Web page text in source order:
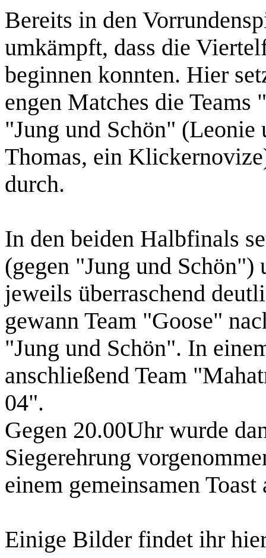
Bereits in den
umkämpft, dass die
beginnen konnten. Hier
engen Matches die
"Jung und Schön"
Thomas, ein
durch.
In den beiden Halbfinals
(gegen "Jung und
jeweils überraschend
gewann Team "Goose"
"Jung und Schön". In
anschließend Team
04".
Gegen 20.00Uhr wurde
Siegerehrung
einem gemeinsamen
Einige Bilder findet ihr